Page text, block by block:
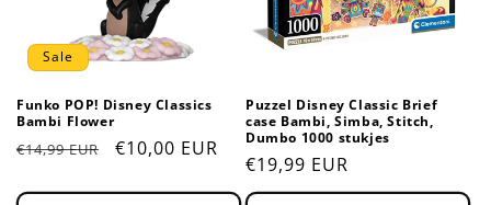
Sale
Funko POP! Disney Classics
Bambi Flower
Regular
€14,99 EUR
Sale
€10,00 EUR
Puzzel Disney Classic Brief
case Bambi, Simba, Stitch,
Dumbo 1000 stukjes
Regular
price
€19,99 EUR